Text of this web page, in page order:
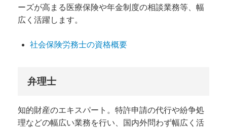
ーズが高まる医療保険や年金制度の相談業務等、幅
広く活躍します。
社会保険労務士の資格概要
弁理士
知的財産のエキスパート。特許申請の代行や紛争処
理などの幅広い業務を行い、国内外問わず幅広く活